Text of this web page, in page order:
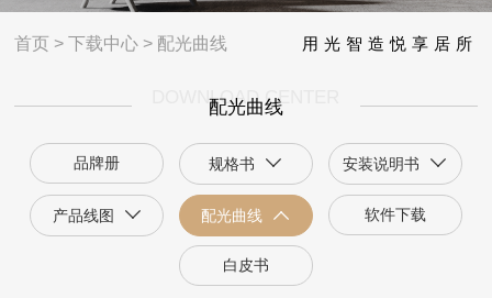
首页 >下载中心 > 配光曲线 用光智造悦享居所
DOWNLOAD CENTER
配光曲线
品牌册 规格书 安装说明书
产品线图 配光曲线 软件下载
白皮书